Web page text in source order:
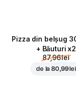
Pizza din belșug
+ Băuturi x2
87,96 lei
de la80,99 lei